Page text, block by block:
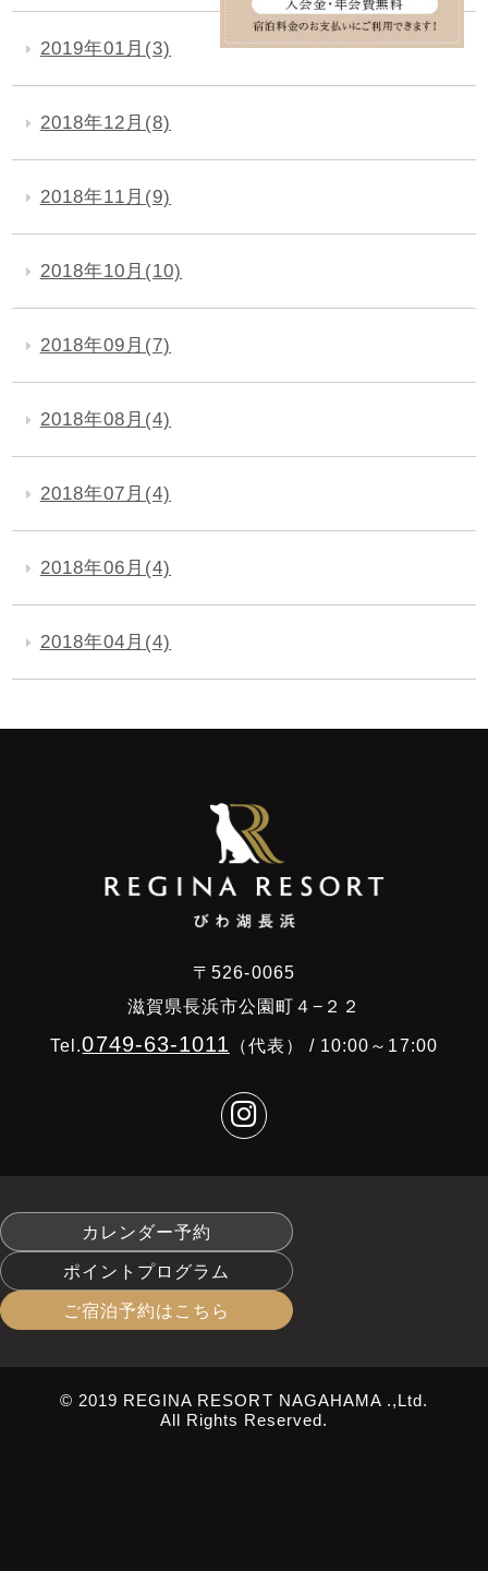
2019年01月(3)
2018年12月(8)
2018年11月(9)
2018年10月(10)
2018年09月(7)
2018年08月(4)
2018年07月(4)
2018年06月(4)
2018年04月(4)
〒526-0065
滋賀県長浜市公園町４−２２
Tel.0749-63-1011 （代表） / 10:00～17:00
カレンダー予約
ポイントプログラム
ご宿泊予約はこちら
© 2019 REGINA RESORT NAGAHAMA .,Ltd.
All Rights Reserved.